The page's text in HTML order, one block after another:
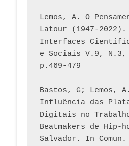
Lemos, A. O
Latour (1947-
Interfaces
e Sociais V.9, N.3,
p.469-479
Bastos, G; Lemos,
Influência das
Digitais no
Beatmakers de Hip-
Salvador. In